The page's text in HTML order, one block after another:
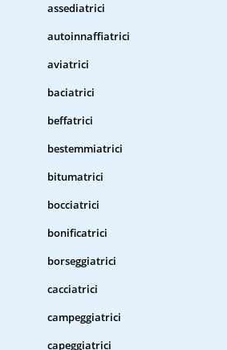
assediatrici
autoinnaffiatrici
aviatrici
baciatrici
beffatrici
bestemmiatrici
bitumatrici
bocciatrici
bonificatrici
borseggiatrici
cacciatrici
campeggiatrici
capeggiatrici